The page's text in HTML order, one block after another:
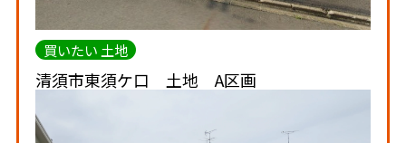
買いたい 土地
清須市東須ケ口 土地 A区画